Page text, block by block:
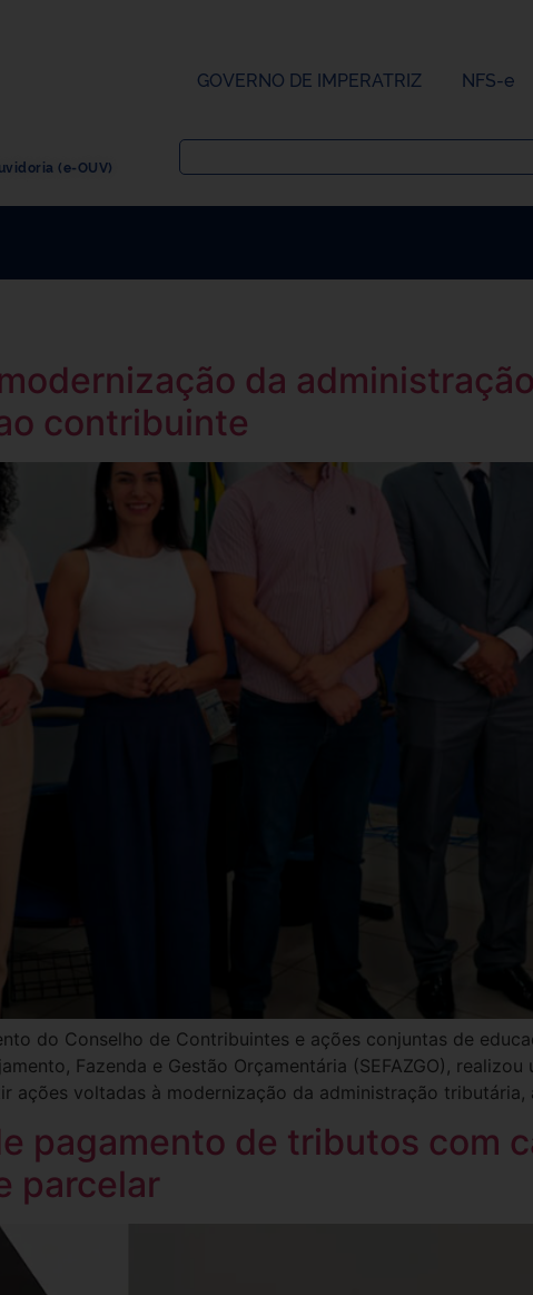
GOVERNO DE IMPERATRIZ NFS-e
(e-OUV)
da
contribuinte
do Conselho de Contribuintes e ações conjuntas de
Fazenda e Gestão Orçamentária (SEFAZGO),
ações voltadas à modernização da administração
pagamento de tributos com
parcelar